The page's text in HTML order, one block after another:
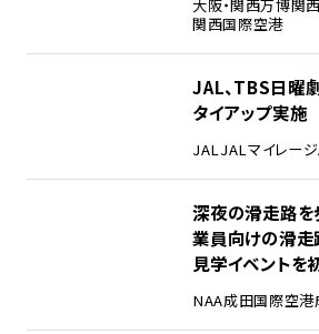
大阪・関西万博関
関西国際空港
JAL、TBS日曜
タイアップ実施
JALJALマイレー
深夜の滑走路を
業員向けの滑走
見学イベントを
NAA成田国際空港